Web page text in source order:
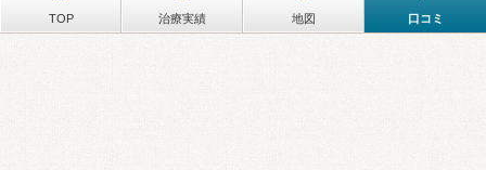
TOP 治療実績 地図 口コミ